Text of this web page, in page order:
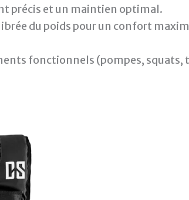
précis et un maintien optimal.
du poids pour un confort
fonctionnels (pompes, squats,